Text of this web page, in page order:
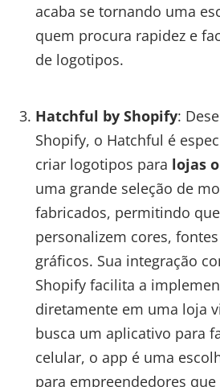
acaba se tornando uma
quem procura rapidez e
de logotipos.
Hatchful by Shopify:
Shopify, o Hatchful é
criar logotipos para lojas
uma grande seleção de
fabricados, permitindo
personalizem cores,
gráficos. Sua integração
Shopify facilita a
diretamente em uma loja
busca um aplicativo para
celular, o app é uma
para empreendedores